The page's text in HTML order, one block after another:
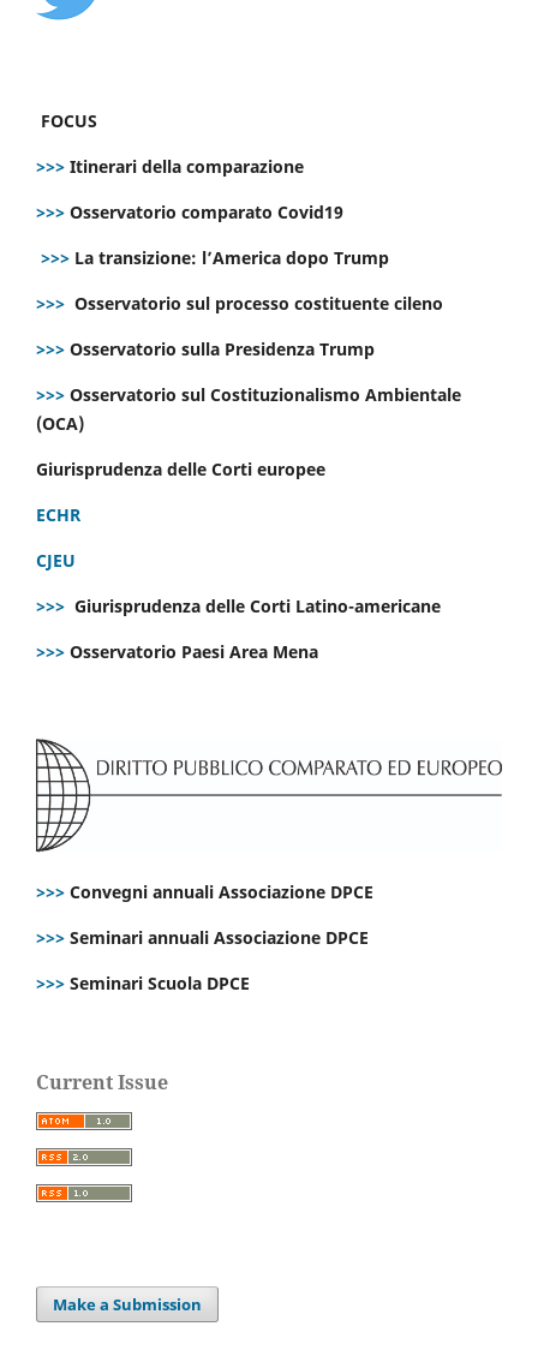
FOCUS
>>> Itinerari della comparazione
>>> Osservatorio comparato Covid19
>>> La transizione: l’America dopo Trump
>>> Osservatorio sul processo costituente cileno
>>> Osservatorio sulla Presidenza Trump
>>> Osservatorio sul Costituzionalismo Ambientale
(OCA)
Giurisprudenza delle Corti europee
ECHR
CJEU
>>> Giurisprudenza delle Corti Latino-americane
>>> Osservatorio Paesi Area Mena
>>> Convegni annuali Associazione DPCE
>>> Seminari annuali Associazione DPCE
>>> Seminari Scuola DPCE
Current Issue
Make a Submission